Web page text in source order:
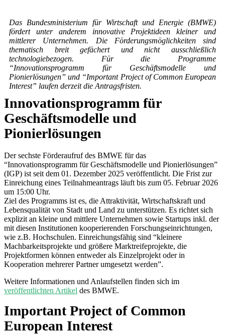
Das Bundesministerium für Wirtschaft und Energie (BMWE)
fördert unter anderem innovative Projektideen kleiner und
mittlerer Unternehmen. Die Förderungsmöglichkeiten sind
thematisch breit gefächert und nicht ausschließlich
technologiebezogen. Für die Programme
“Innovationsprogramm für Geschäftsmodelle und
Pionierlösungen” und “Important Project of Common European
Interest” laufen derzeit die Antragsfristen.
Innovationsprogramm für
Geschäftsmodelle und
Pionierlösungen
Der sechste Förderaufruf des BMWE für das
“Innovationsprogramm für Geschäftsmodelle und Pionierlösungen”
(IGP) ist seit dem 01. Dezember 2025 veröffentlicht. Die Frist zur
Einreichung eines Teilnahmeantrags läuft bis zum 05. Februar 2026
um 15:00 Uhr.
Ziel des Programms ist es, die Attraktivität, Wirtschaftskraft und
Lebensqualität von Stadt und Land zu unterstützen. Es richtet sich
explizit an kleine und mittlere Unternehmen sowie Startups inkl. der
mit diesen Institutionen kooperierenden Forschungseinrichtungen,
wie z.B. Hochschulen. Einreichungsfähig sind “kleinere
Machbarkeitsprojekte und größere Marktreifeprojekte, die
Projektformen können entweder als Einzelprojekt oder in
Kooperation mehrerer Partner umgesetzt werden”.
Weitere Informationen und Anlaufstellen finden sich im
veröffentlichten Artikel des BMWE.
Important Project of Common
European Interest